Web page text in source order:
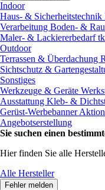
Indoor
Haus- & Sicherheitstechnik
Verarbeitung Boden- &
Maler- & Lackiererbedarf
Outdoor
Terrassen & Überdachung
Sichtschutz &
Sonstiges
Werkzeuge & Geräte
Ausstattung Kleb- &
Gerüst-Werbebanner
Angebotserstellung
Sie suchen einen
Hier finden Sie alle
Alle Hersteller
Fehler melden